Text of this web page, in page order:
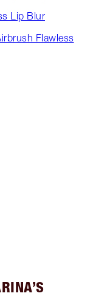
Lip Blur
Flawless